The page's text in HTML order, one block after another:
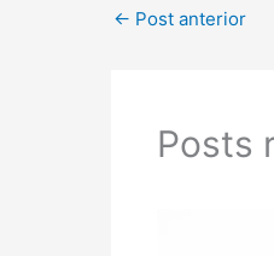
← Post anterior
Posts